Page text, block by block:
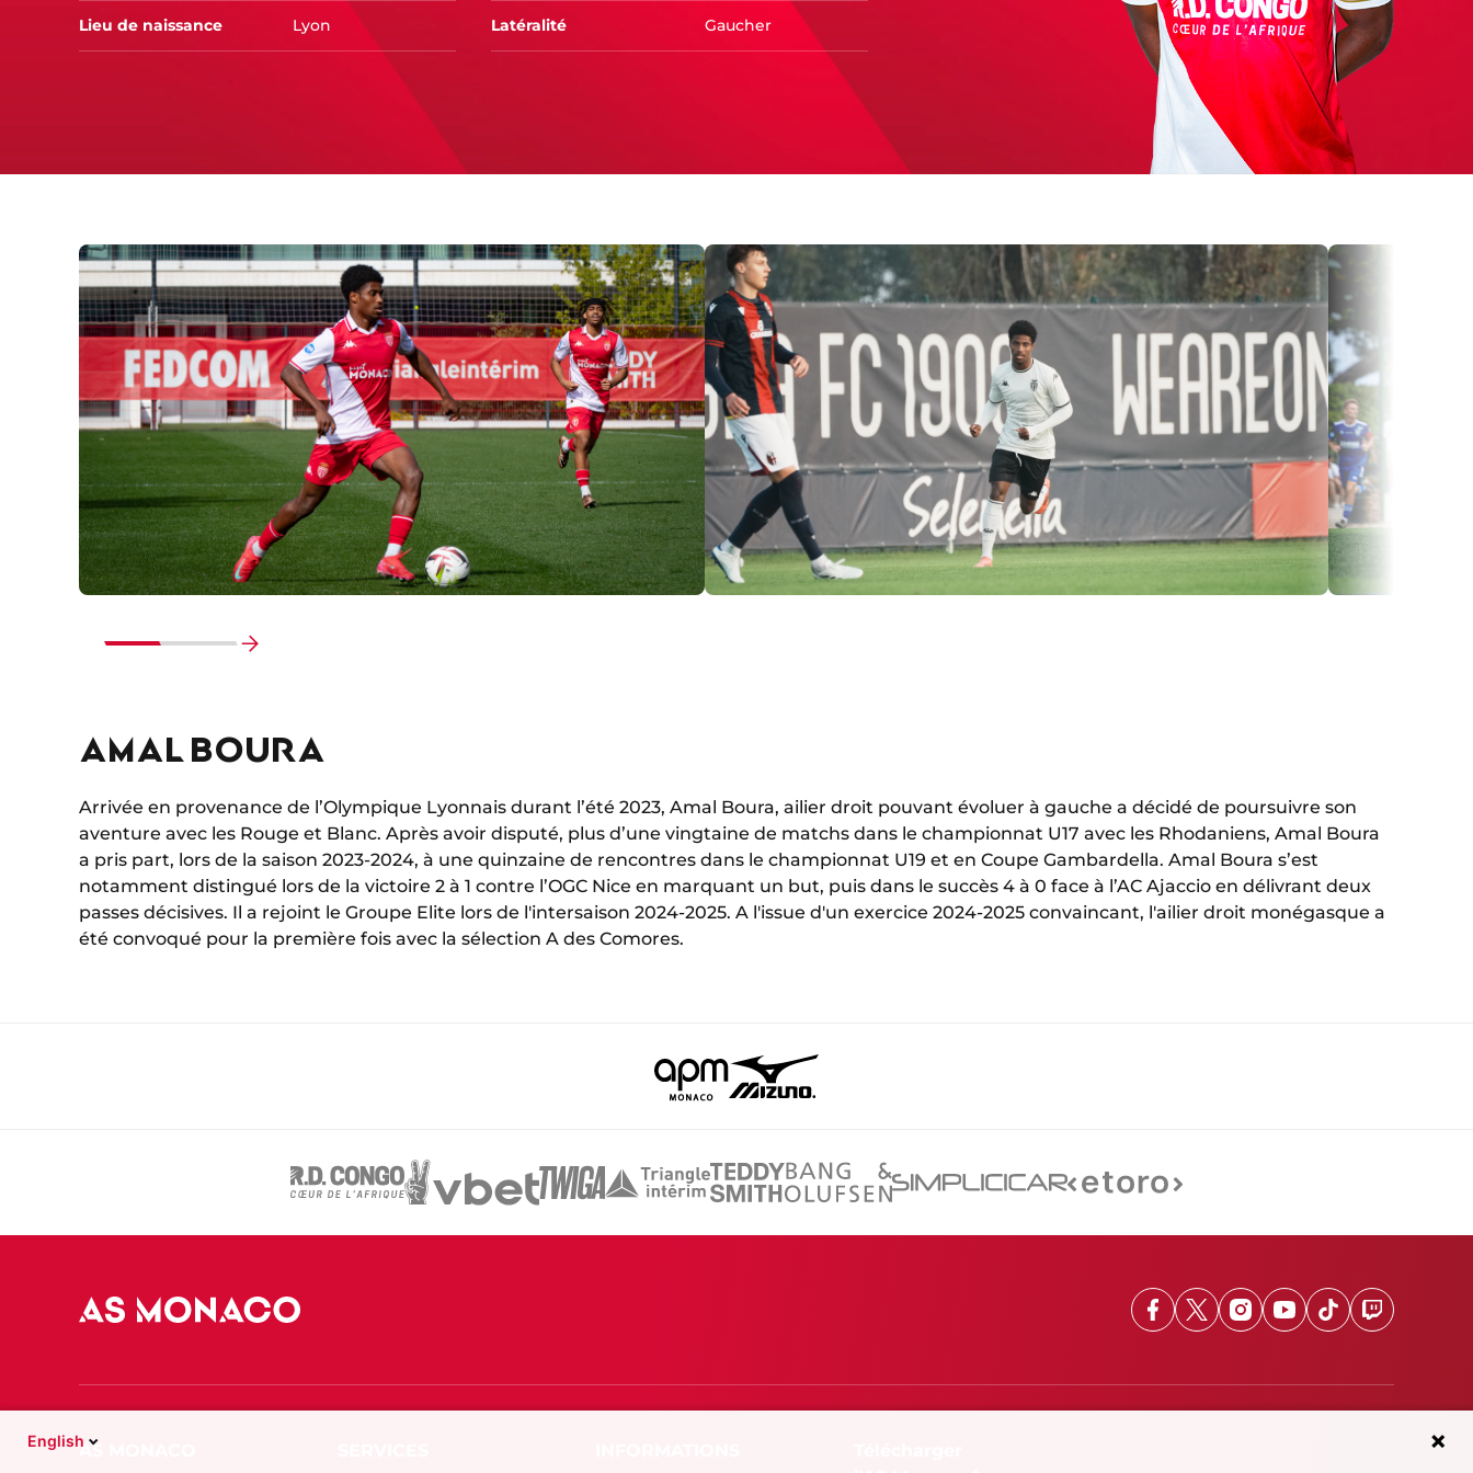
Lieu de naissance Lyon Latéralité Gaucher
AMAL BOURA
Arrivée en provenance de l’Olympique Lyonnais durant l’été 2023, Amal Boura, ailier droit pouvant évoluer à gauche a décidé de poursuivre son
aventure avec les Rouge et Blanc. Après avoir disputé, plus d’une vingtaine de matchs dans le championnat U17 avec les Rhodaniens, Amal Boura
a pris part, lors de la saison 2023-2024, à une quinzaine de rencontres dans le championnat U19 et en Coupe Gambardella. Amal Boura s’est
notamment distingué lors de la victoire 2 à 1 contre l’OGC Nice en marquant un but, puis dans le succès 4 à 0 face à l’AC Ajaccio en délivrant deux
passes décisives. Il a rejoint le Groupe Elite lors de l'intersaison 2024-2025. A l'issue d'un exercice 2024-2025 convaincant, l'ailier droit monégasque a
été convoqué pour la première fois avec la sélection A des Comores.
Facebook
X Instagram
Youtube
TikTokTwitch
English